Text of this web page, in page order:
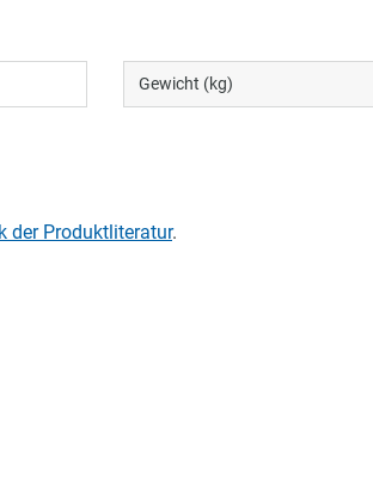
Gewicht (kg)
der Produktliteratur.